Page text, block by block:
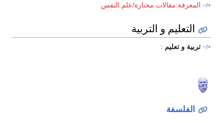
+/− المعرفة:مقالات مختارة/علم النفس
التعليم و التربية
+/− تربية و تعليم :
الفلسفة